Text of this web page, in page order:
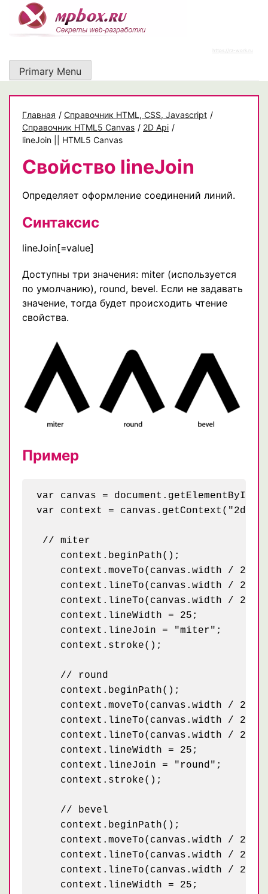
content
https://rz-work.ru
Primary Menu
Главная / Cправочник HTML, CSS, Javascript /
Справочник HTML5 Canvas / 2D Api /
lineJoin || HTML5 Canvas
Свойство lineJoin
Определяет оформление соединений линий.
Синтаксис
lineJoin[=value]
Доступны три значения: miter (используется
по умолчанию), round, bevel. Если не задавать
значение, тогда будет происходить чтение
свойства.
Пример
var canvas =
var context = canvas.getContext("2d");
// miter
    context.beginPath();
context.moveTo(canvas.width / 2 -
context.lineTo(canvas.width / 2 -
context.lineTo(canvas.width / 2 +
    context.lineWidth = 25;
    context.lineJoin = "miter";
    context.stroke();
    // round
    context.beginPath();
context.moveTo(canvas.width / 2 -
context.lineTo(canvas.width / 2,
context.lineTo(canvas.width / 2 +
    context.lineWidth = 25;
    context.lineJoin = "round";
    context.stroke();
    // bevel
    context.beginPath();
context.moveTo(canvas.width / 2 -
context.lineTo(canvas.width / 2 +
context.lineTo(canvas.width / 2 +
    context.lineWidth = 25;